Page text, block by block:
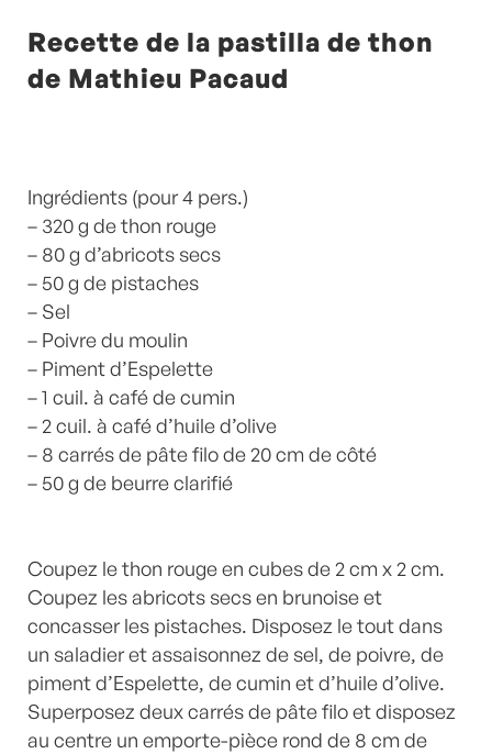
Recette de la pastilla de thon
de Mathieu Pacaud
Ingrédients (pour 4 pers.)
– 320 g de thon rouge
– 80 g d’abricots secs
– 50 g de pistaches
– Sel
– Poivre du moulin
– Piment d’Espelette
– 1 cuil. à café de cumin
– 2 cuil. à café d’huile d’olive
– 8 carrés de pâte filo de 20 cm de côté
– 50 g de beurre clarifié
Coupez le thon rouge en cubes de 2 cm x 2 cm.
Coupez les abricots secs en brunoise et
concasser les pistaches. Disposez le tout dans
un saladier et assaisonnez de sel, de poivre, de
piment d’Espelette, de cumin et d’huile d’olive.
Superposez deux carrés de pâte filo et disposez
au centre un emporte-pièce rond de 8 cm de